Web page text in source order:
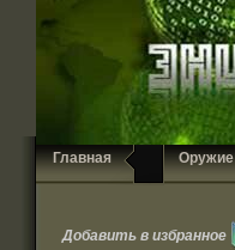
Главная Оружие
Добавить в избранное